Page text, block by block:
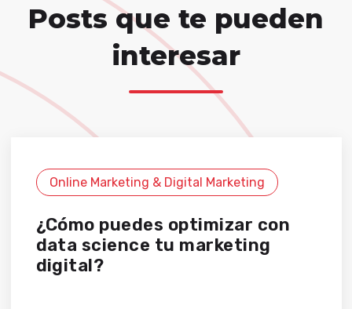
Posts que te pueden
interesar
Online Marketing & Digital Marketing
¿Cómo puedes optimizar con
data science tu marketing
digital?